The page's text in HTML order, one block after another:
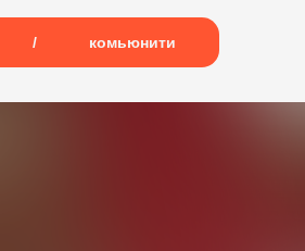
/ комьюнити